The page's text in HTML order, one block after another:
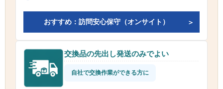
おすすめ：訪問安心保守（オンサイト）
交換品の先出し発送のみでよい
自社で交換作業ができる方に